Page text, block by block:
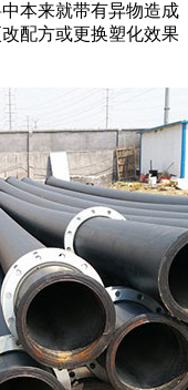
本来就带有异物造成
配方或更换塑化效果